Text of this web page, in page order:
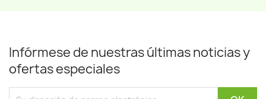
Infórmese de nuestras últimas noticias y
ofertas especiales